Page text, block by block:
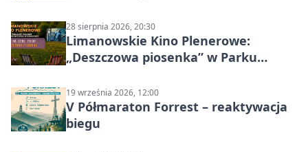
28 sierpnia 2026, 20:30
Limanowskie Kino Plenerowe:
„Deszczowa piosenka” w Parku
19 września 2026, 12:00
V Półmaraton Forrest – reaktywacja
biegu